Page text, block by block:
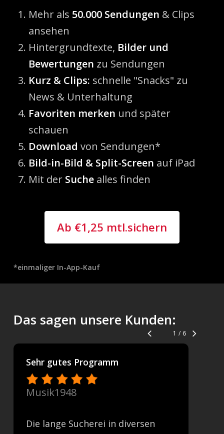
Mehr als 50.000 Sendungen & Clips
ansehen
Hintergrundtexte, Bilder und
Bewertungen zu Sendungen
Kurz & Clips: schnelle "Snacks" zu
News & Unterhaltung
Favoriten merken und später
schauen
Download von Sendungen*
Bild-in-Bild & Split-Screen auf iPad
Mit der Suchealles finden
Ab €1,25 mtl.sichern
*einmaliger In-App-Kauf
Das sagen unsere Kunden:
1/ 6
Sehr gutes Programm
Musik1948
Die lange Sucherei in diversen